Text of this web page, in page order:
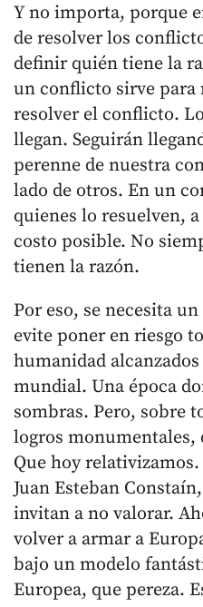
Y no importa, porque
de resolver los
definir quién tiene la
un conflicto sirve para
resolver el conflicto.
llegan. Seguirán
perenne de nuestra
lado de otros. En un
quienes lo resuelven,
costo posible. No
tienen la razón.
Por eso, se necesita
evite poner en riesgo
humanidad
mundial. Una época
sombras. Pero, sobre
logros monumentales,
Que hoy
Juan Esteban
invitan a no valorar.
volver a armar a
bajo un modelo
Europea, que pereza.